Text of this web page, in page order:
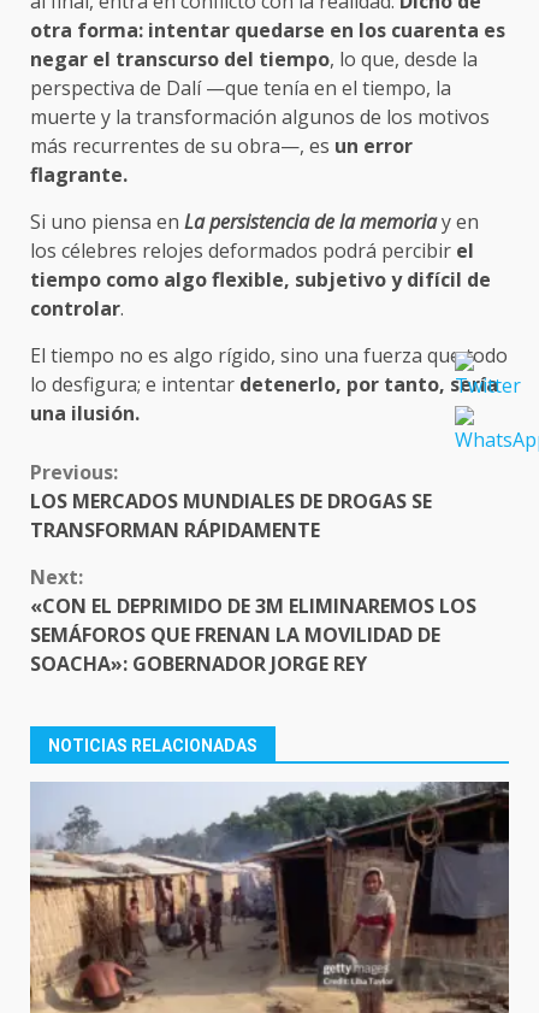
otra forma: intentar quedarse en los cuarenta es
negar el transcurso del tiempo, lo que, desde la
perspectiva de Dalí —que tenía en el tiempo, la
muerte y la transformación algunos de los motivos
más recurrentes de su obra—, es un error
flagrante.
Si uno piensa en La persistencia de la memoriay en
los célebres relojes deformados podrá percibir el
tiempo como algo flexible, subjetivo y difícil de
controlar.
El tiempo no es algo rígido, sino una fuerza que todo
lo desfigura; e intentar detenerlo, por tanto, sería
una ilusión.
CONTINUE
READING
Previous:
LOS MERCADOS MUNDIALES DE DROGAS SE
TRANSFORMAN RÁPIDAMENTE
Next:
«CON EL DEPRIMIDO DE 3M ELIMINAREMOS LOS
SEMÁFOROS QUE FRENAN LA MOVILIDAD DE
SOACHA»: GOBERNADOR JORGE REY
NOTICIAS RELACIONADAS